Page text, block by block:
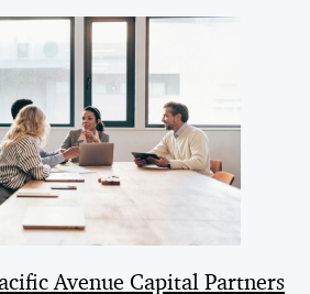
Avenue Capital Partners